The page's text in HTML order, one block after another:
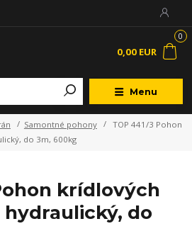
Menu
0
0,00 EUR
Samontné pohony
TOP 441/3 Pohon
do 3m, 600kg
krídlových
hydraulický, do